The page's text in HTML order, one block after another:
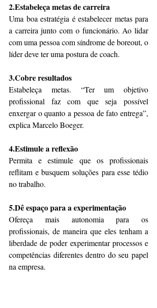
2.Estabeleça metas de carreira
Uma boa estratégia é estabelecer metas para
a carreira junto com o funcionário. Ao lidar
com uma pessoa com síndrome de boreout, o
líder deve ter uma postura de coach.
3.Cobre resultados
Estabeleça metas. “Ter um objetivo
profissional faz com que seja possível
enxergar o quanto a pessoa de fato entrega”,
explica Marcelo Boeger.
4.Estimule a reflexão
Permita e estimule que os profissionais
reflitam e busquem soluções para esse tédio
no trabalho.
5.Dê espaço para a experimentação
Ofereça mais autonomia para os
profissionais, de maneira que eles tenham a
liberdade de poder experimentar processos e
competências diferentes dentro do seu papel
na empresa.